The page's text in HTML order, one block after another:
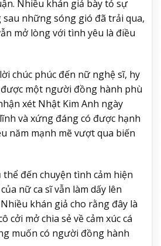
Nhiều khán giả bày tỏ sự
sau những sóng gió đã trải qua,
mở lòng với tình yêu là điều
chúc phúc đến nữ nghệ sĩ, hy
một người đồng hành phù
xét Nhật Kim Anh ngày
và xứng đáng có được hạnh
năm mạnh mẽ vượt qua biến
thể đến chuyện tình cảm hiện
nữ ca sĩ vẫn làm dấy lên
khán giả cho rằng đây là
cởi mở chia sẻ về cảm xúc cá
muốn có người đồng hành